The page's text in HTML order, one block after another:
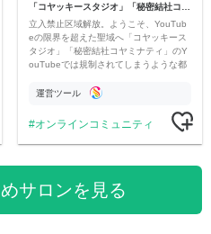
立入禁止区域解放。ようこそ、YouTub
eの限界を超えた聖域へ「コヤッキース
タジオ」「秘密結社コヤミナティ」のY
ouTubeでは規制されてしまうような都
公開。
運営ツール
オンラインコミュニティ
サロンを見る